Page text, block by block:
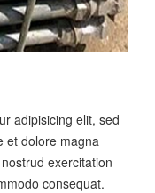
adipisicing elit, sed
et dolore magna
exercitation
consequat.